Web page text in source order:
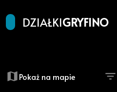
DZIAŁKIGRYFINO
−Pokaż na mapie